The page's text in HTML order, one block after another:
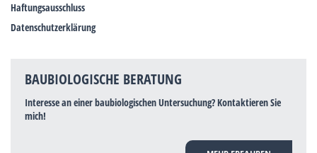
Haftungsausschluss
Datenschutzerklärung
BAUBIOLOGISCHE BERATUNG
Interesse an einer baubiologischen Untersuchung? Kontaktieren Sie
mich!